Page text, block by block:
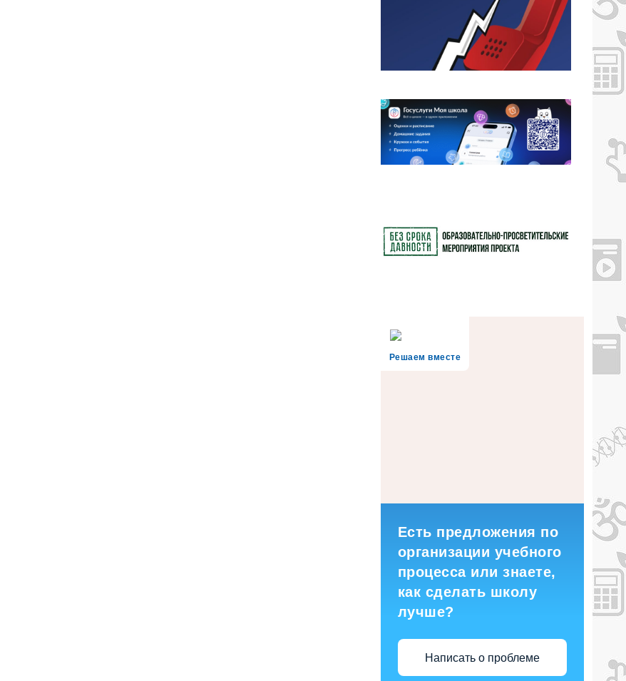
Решаем вместе
Есть предложения по
организации учебного
процесса или знаете,
как сделать школу
лучше?
Написать о проблеме